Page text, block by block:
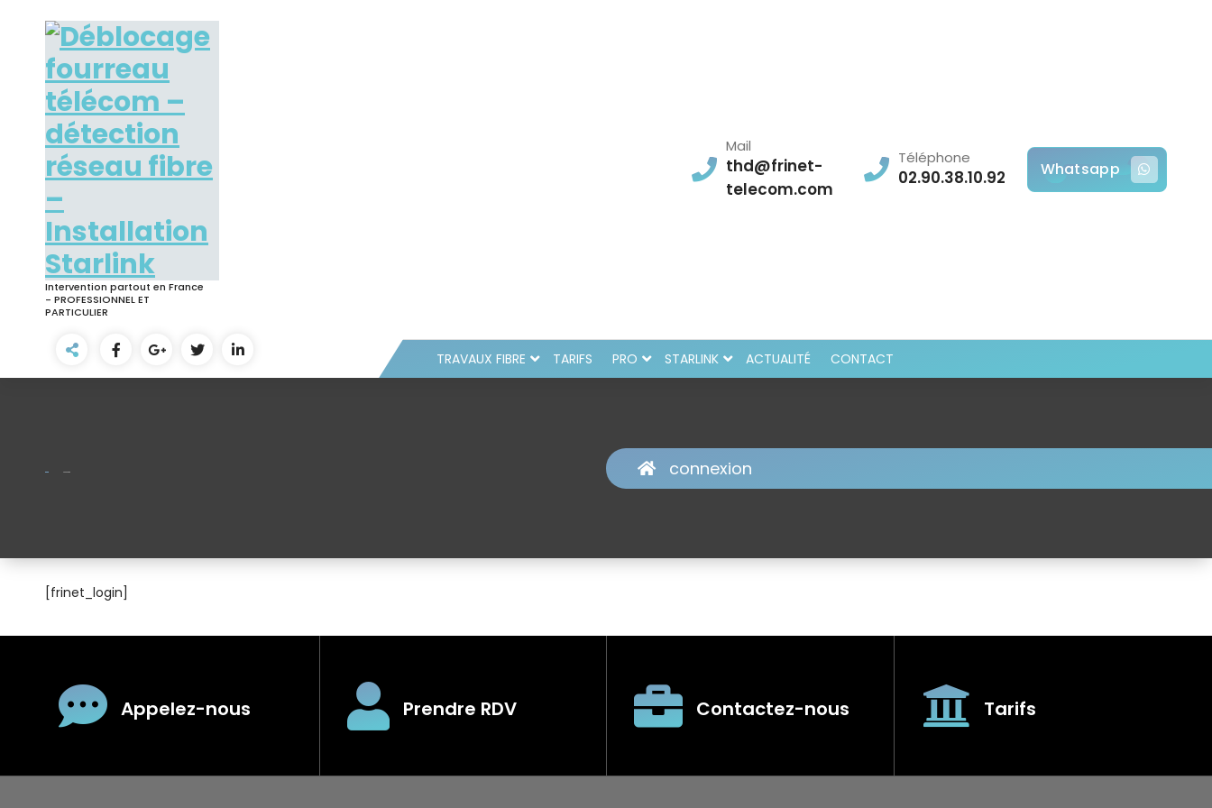
content
Intervention partout en France
- PROFESSIONNEL ET
PARTICULIER
Mail
thd@frinet-
telecom.com
Téléphone
02.90.38.10.92 Whatsapp
TRAVAUX FIBRE TARIFS PRO STARLINK ACTUALITÉ CONTACT
connexion
[frinet_login]
Appelez-nous Prendre RDV Contactez-nous Tarifs